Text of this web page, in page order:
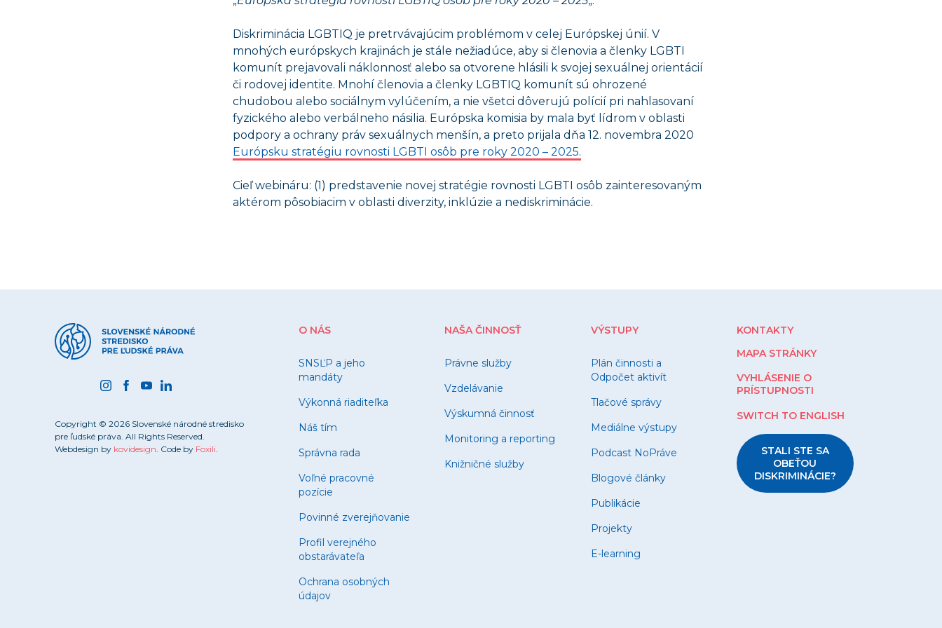
Diskriminácia LGBTIQ je pretrvávajúcim problémom v celej Európskej únií. V
mnohých európskych krajinách je stále nežiadúce, aby si členovia a členky LGBTI
komunít prejavovali náklonnosť alebo sa otvorene hlásili k svojej sexuálnej orientácií
či rodovej identite. Mnohí členovia a členky LGBTIQ komunít sú ohrozené
chudobou alebo sociálnym vylúčením, a nie všetci dôverujú polícií pri nahlasovaní
fyzického alebo verbálneho násilia. Európska komisia by mala byť lídrom v oblasti
podpory a ochrany práv sexuálnych menšín, a preto prijala dňa 12. novembra 2020
Európsku stratégiu rovnosti LGBTI osôb pre roky 2020 – 2025.
Cieľ webináru: (1) predstavenie novej stratégie rovnosti LGBTI osôb zainteresovaným
aktérom pôsobiacim v oblasti diverzity, inklúzie a nediskriminácie.
O NÁS
SNSĽP a jeho
mandáty
Výkonná riaditeľka
Náš tím
Správna rada
Voľné pracovné
pozície
Povinné zverejňovanie
Profil verejného
obstarávateľa
Ochrana osobných
údajov
NAŠA ČINNOSŤ
Právne služby
Vzdelávanie
Výskumná činnosť
Monitoring a reporting
Knižničné služby
VÝSTUPY
Plán činnosti a
Odpočet aktivít
Tlačové správy
Mediálne výstupy
Podcast NoPráve
Blogové články
Publikácie
Projekty
E-learning
KONTAKTY
MAPA STRÁNKY
VYHLÁSENIE O
PRÍSTUPNOSTI
SWITCH TO ENGLISH
STALI STE SA
OBEŤOU
DISKRIMINÁCIE?
Copyright © 2026 Slovenské národné stredisko
pre ľudské práva. All Rights Reserved.
Webdesign by kovidesign . Code by Foxili